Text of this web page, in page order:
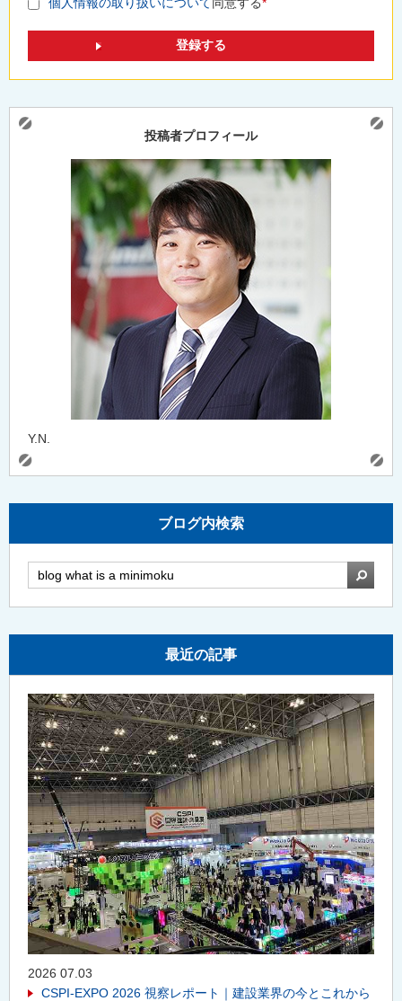
個人情報の取り扱いについて 同意する*
投稿者プロフィール
Y.N.
ブログ内検索
検索
最近の記事
2026 07.03
CSPI-EXPO 2026 視察レポート｜建設業界の今とこれから